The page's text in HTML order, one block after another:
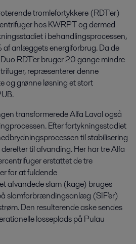
tromlefortykkere (RDT'er)
hos KWRPT og dermed
i behandlingsprocessen,
af anlæggets energiforbrug. Da de
RDT'er bruger 20 gange mindre
repræsenterer denne
og grønne løsning et stort
transformerede Alfa Laval også
Efter fortykningsstadiet
til stabilisering
til afvanding. Her har tre Alfa
erstattet de tre
for at fuldende
afvandede slam (kage) bruges
slamforbrændingsanlæg (SIF'er)
Den resulterende aske sendes
losseplads på Pulau